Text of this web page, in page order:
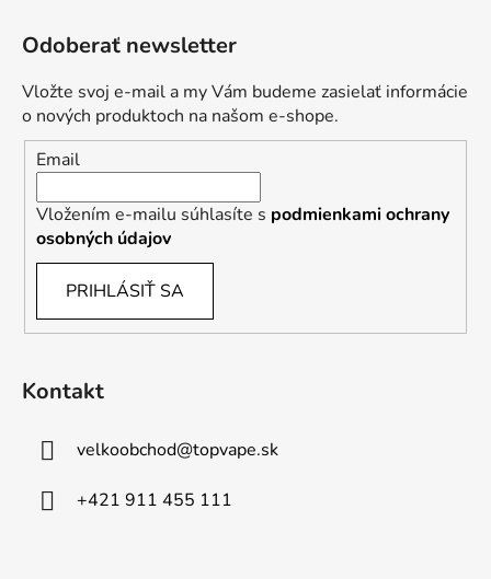
Odoberať newsletter
Vložte svoj e-mail a my Vám budeme zasielať informácie
o nových produktoch na našom e-shope.
Email
Vložením e-mailu súhlasíte s podmienkami ochrany
osobných údajov
PRIHLÁSIŤ SA
Kontakt
velkoobchod@topvape.sk
+421 911 455 111